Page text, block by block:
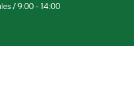
/ 9:00 – 14:00